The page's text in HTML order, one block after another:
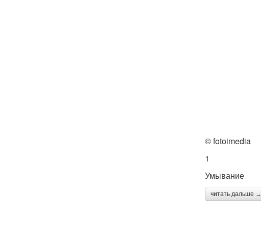
© fotoimedia
1
Умывание
читать дальше →